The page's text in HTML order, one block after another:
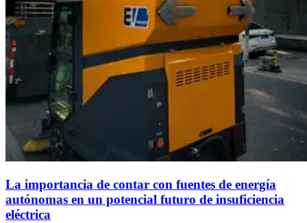
La importancia de contar con fuentes de energía
autónomas en un potencial futuro de insuficiencia
eléctrica